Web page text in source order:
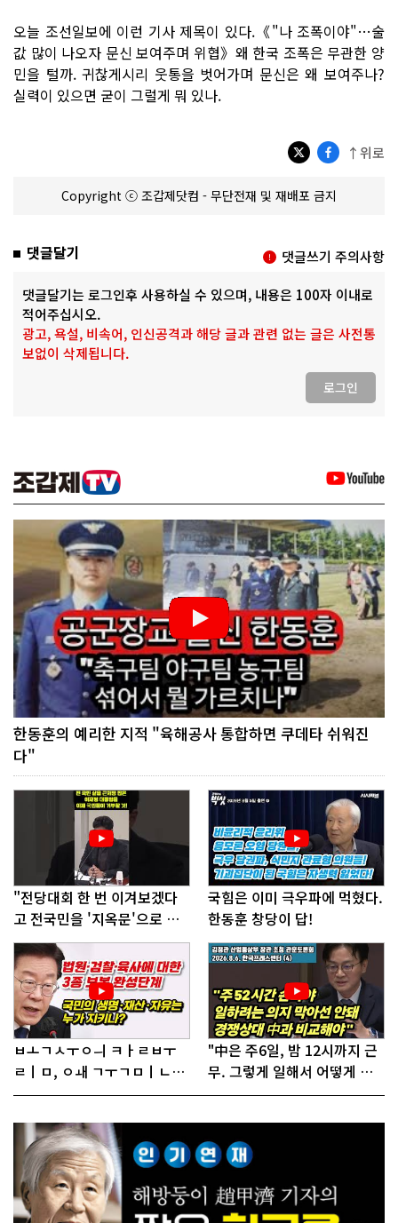
오늘 조선일보에 이런 기사 제목이 있다.《"나 조폭이야"…술
값 많이 나오자 문신 보여주며 위협》왜 한국 조폭은 무관한 양
민을 털까. 귀찮게시리 웃통을 벗어가며 문신은 왜 보여주나?
실력이 있으면 굳이 그럴게 뭐 있나.
↑위로
Copyright ⓒ 조갑제닷컴 - 무단전재 및 재배포 금지
댓글달기 댓글쓰기 주의사항
댓글달기는 로그인후 사용하실 수 있으며, 내용은 100자 이내로
적어주십시오.
광고, 욕설, 비속어, 인신공격과 해당 글과 관련 없는 글은 사전통
보없이 삭제됩니다.
로그인
한동훈의 예리한 지적 "육해공사 통합하면 쿠데타 쉬워진
다"
"전당대회 한 번 이겨보겠다
고 전국민을 '지옥문'으로 밀
어!"
국힘은 이미 극우파에 먹혔다.
한동훈 창당이 답!
ㅂㅗㄱㅅㅜㅇㅢ ㅋㅏㄹㅂㅜ
ㄹㅣㅁ, ㅇㅙ ㄱㅜㄱㅁㅣㄴㄷ
ㅡㄹㅇㅣ ㄷㅏㅇㅎㅐㅇㅑ ㅎ
"中은 주6일, 밤 12시까지 근
무. 그렇게 일해서 어떻게 경
쟁하냐 반문하더라"